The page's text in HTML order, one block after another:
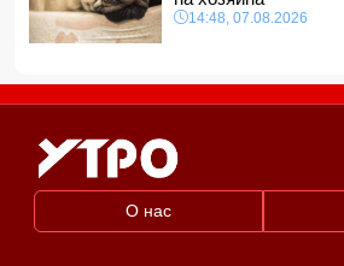
14:48, 07.08.2026
О нас